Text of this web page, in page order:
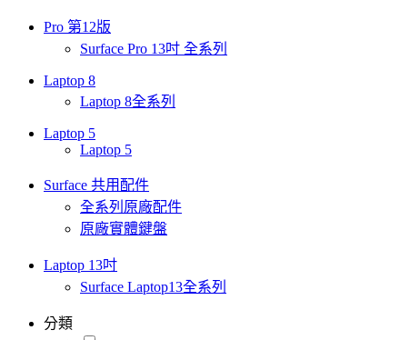
Pro 第12版
Surface Pro 13吋 全系列
Laptop 8
Laptop 8全系列
Laptop 5
Laptop 5
Surface 共用配件
全系列原廠配件
原廠實體鍵盤
Laptop 13吋
Surface Laptop13全系列
分類